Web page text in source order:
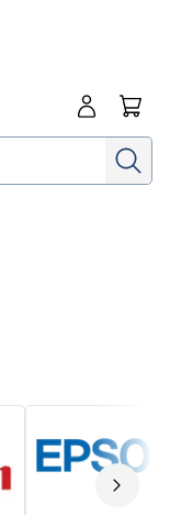
Me
Slide